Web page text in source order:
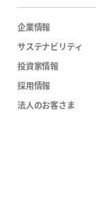
企業情報
サステナビリティ
投資家情報
採用情報
法人のお客さま